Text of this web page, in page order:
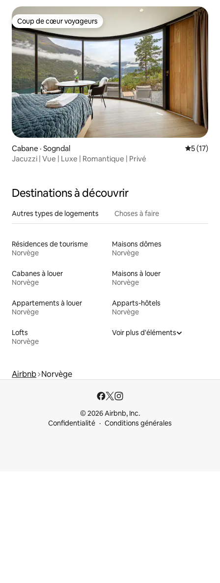
Coup de cœur voyageurs
Coup de cœur voyageurs
Cabane · Sogndal Note
5 (17)
Jacuzzi | Vue | Luxe | Romantique | Privé
Destinations à découvrir
Autres types de logements Choses à faire
Résidences de tourisme
Norvège
Maisons dômes
Norvège
Cabanes à louer
Norvège
Maisons à louer
Norvège
Appartements à louer
Norvège
Apparts-hôtels
Norvège
Lofts
Norvège
Voir plus d'éléments
Airbnb Norvège
© 2026 Airbnb, Inc.
Confidentialité
Conditions générales